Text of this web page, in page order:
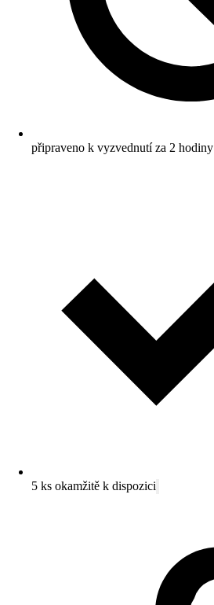
připraveno k vyzvednutí za 2 hodiny
5 ks okamžitě k dispozici